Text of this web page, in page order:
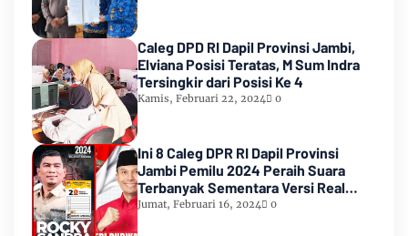
Caleg DPD RI Dapil Provinsi Jambi,
Elviana Posisi Teratas, M Sum Indra
Tersingkir dari Posisi Ke 4
Kamis, Februari 22, 2024 0
Ini 8 Caleg DPR RI Dapil Provinsi
Jambi Pemilu 2024 Peraih Suara
Terbanyak Sementara Versi Real
Count KPU RI
Jumat, Februari 16, 2024 0